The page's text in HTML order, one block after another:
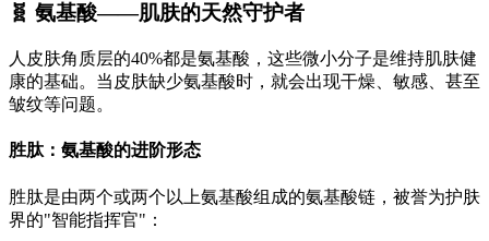
🧬 氨基酸——肌肤的天然守护者
人皮肤角质层的40%都是氨基酸，这些微小分子是维持肌肤健
康的基础。当皮肤缺少氨基酸时，就会出现干燥、敏感、甚至
皱纹等问题。
胜肽：氨基酸的进阶形态
胜肽是由两个或两个以上氨基酸组成的氨基酸链，被誉为护肤
界的"智能指挥官"：